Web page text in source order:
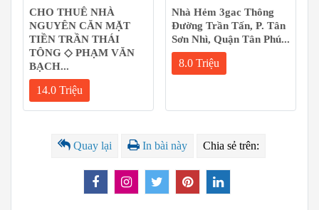
CHO THUÊ NHÀ
NGUYÊN CĂN MẶT
TIỀN TRẦN THÁI
TÔNG ◇ PHẠM VĂN
BẠCH...
14.0 Triệu
Nhà Hẻm 3gac Thông
Đường Trần Tấn, P. Tân
Sơn Nhì, Quận Tân Phú...
8.0 Triệu
Quay lại In bài này Chia sẻ trên: